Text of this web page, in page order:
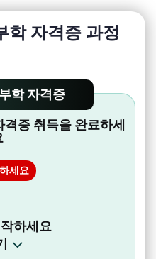
학 자격증 과정
학 자격증
증 취득을 완료하세
세요
하세요